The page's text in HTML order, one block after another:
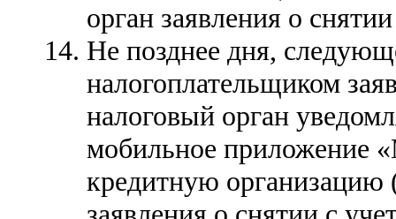
орган заявления о
Не позднее дня,
налогоплательщиком
налоговый орган
мобильное приложение
кредитную организацию